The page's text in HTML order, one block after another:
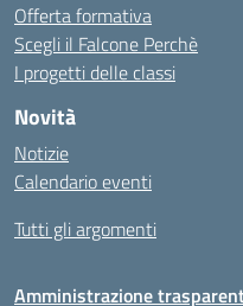
Offerta formativa
Scegli il Falcone Perchè
I progetti delle classi
Novità
Notizie
Calendario eventi
Tutti gli argomenti
Amministrazione